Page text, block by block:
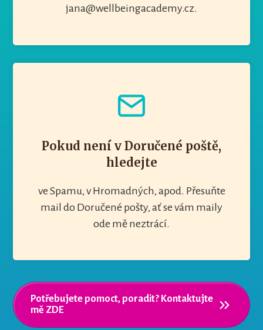
jana@wellbeingacademy.cz.
Pokud není v Doručené poště,
hledejte
ve Spamu, v Hromadných, apod. Přesuňte
mail do Doručené pošty, ať se vám maily
ode mě neztrácí.
Potřebujete pomoct, poradit? Kontaktujte
mě ZDE